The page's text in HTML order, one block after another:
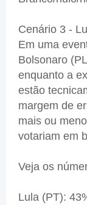
Cenário 3 -
Em uma
Bolsonaro
enquanto a
estão
margem de
mais ou
votariam em
Veja os
Lula (PT):